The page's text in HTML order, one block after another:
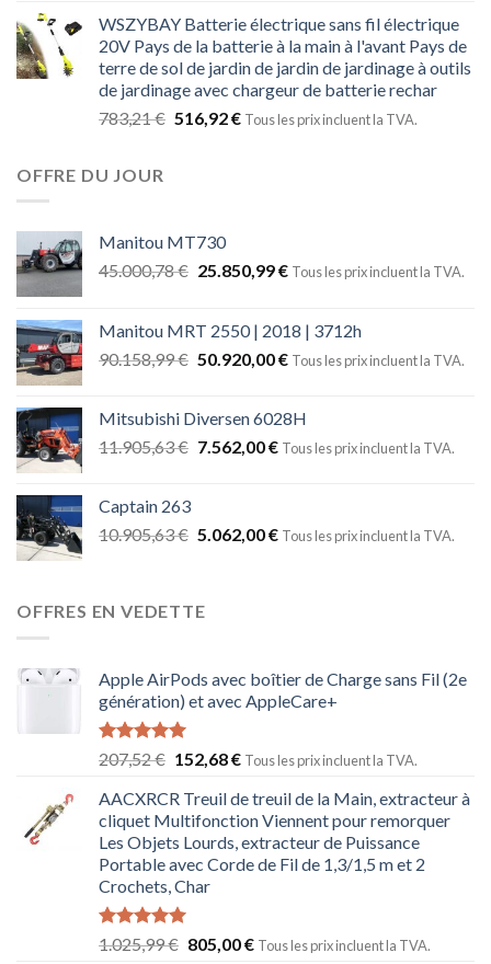
WSZYBAY Batterie électrique sans fil électrique
20V Pays de la batterie à la main à l'avant Pays de
terre de sol de jardin de jardin de jardinage à outils
de jardinage avec chargeur de batterie rechar
783,21€ 516,92€ Tous les prix incluent la TVA.
OFFRE DU JOUR
Manitou MT730
45.000,78€ 25.850,99€ Tous les prix incluent la TVA.
Manitou MRT 2550 | 2018 | 3712h
90.158,99€ 50.920,00€ Tous les prix incluent la TVA.
Mitsubishi Diversen 6028H
11.905,63€ 7.562,00€ Tous les prix incluent la TVA.
Captain 263
10.905,63€ 5.062,00€ Tous les prix incluent la TVA.
OFFRES EN VEDETTE
Apple AirPods avec boîtier de Charge sans Fil (2e
génération) et avec AppleCare+
Note5.00
sur 5
207,52€ 152,68€ Tous les prix incluent la TVA.
AACXRCR Treuil de treuil de la Main, extracteur à
cliquet Multifonction Viennent pour remorquer
Les Objets Lourds, extracteur de Puissance
Portable avec Corde de Fil de 1,3/1,5 m et 2
Crochets, Char
Note 5.00
1.025,99€ 805,00€ Tous les prix incluent la TVA.